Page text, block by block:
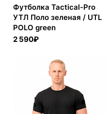
Футболка Tactical-Pro
УТЛ Поло зеленая / UTL
POLO green
2 590₽